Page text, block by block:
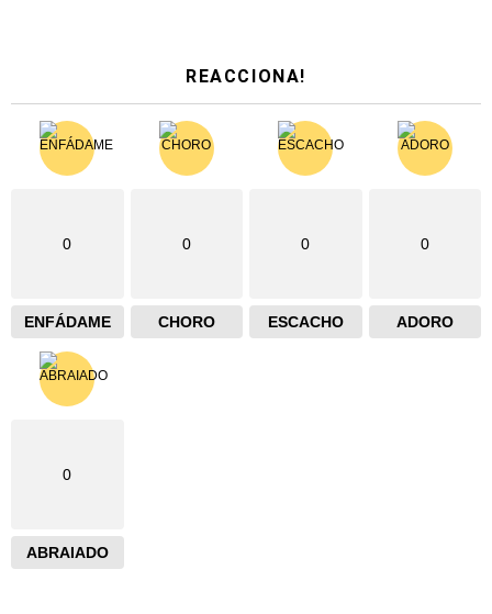
REACCIONA!
0
ENFÁDAME
0
CHORO
0
ESCACHO
0
ADORO
0
ABRAIADO